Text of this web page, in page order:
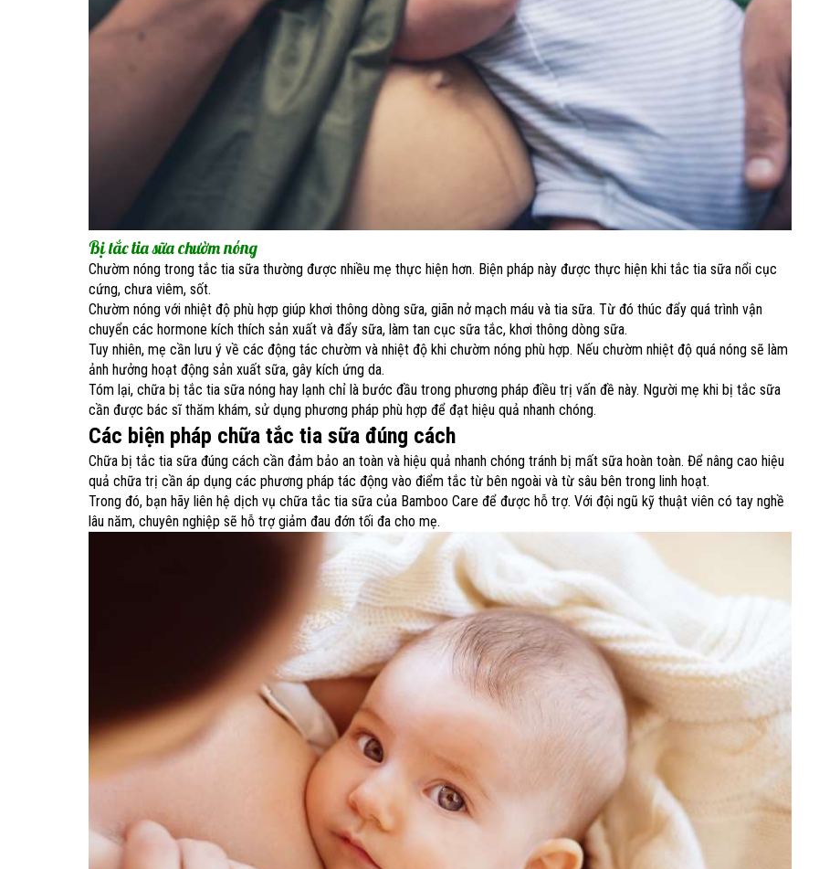
Bị tắc tia sữa chườm nóng
Chườm nóng trong tắc tia sữa thường được nhiều mẹ thực hiện hơn. Biện pháp này được thực hiện khi tắc tia sữa nổi cục
cứng, chưa viêm, sốt.
Chườm nóng với nhiệt độ phù hợp giúp khơi thông dòng sữa, giãn nở mạch máu và tia sữa. Từ đó thúc đẩy quá trình vận
chuyển các hormone kích thích sản xuất và đẩy sữa, làm tan cục sữa tắc, khơi thông dòng sữa.
Tuy nhiên, mẹ cần lưu ý về các động tác chườm và nhiệt độ khi chườm nóng phù hợp. Nếu chườm nhiệt độ quá nóng sẽ làm
ảnh hưởng hoạt động sản xuất sữa, gây kích ứng da.
Tóm lại, chữa bị tắc tia sữa nóng hay lạnh chỉ là bước đầu trong phương pháp điều trị vấn đề này. Người mẹ khi bị tắc sữa
cần được bác sĩ thăm khám, sử dụng phương pháp phù hợp để đạt hiệu quả nhanh chóng.
Các biện pháp chữa tắc tia sữa đúng cách
Chữa bị tắc tia sữa đúng cách cần đảm bảo an toàn và hiệu quả nhanh chóng tránh bị mất sữa hoàn toàn. Để nâng cao hiệu
quả chữa trị cần áp dụng các phương pháp tác động vào điểm tắc từ bên ngoài và từ sâu bên trong linh hoạt.
Trong đó, bạn hãy liên hệ dịch vụ chữa tắc tia sữa của Bamboo Care để được hỗ trợ. Với đội ngũ kỹ thuật viên có tay nghề
lâu năm, chuyên nghiệp sẽ hỗ trợ giảm đau đớn tối đa cho mẹ.